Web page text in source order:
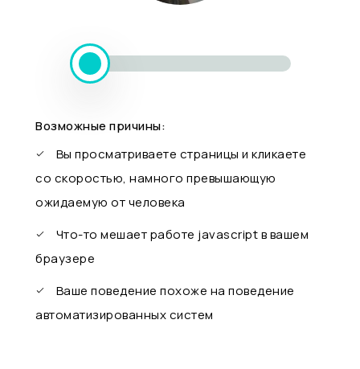
Возможные причины:
Вы просматриваете страницы и кликаете
со скоростью, намного превышающую
ожидаемую от человека
Что-то мешает работе javascript в вашем
браузере
Ваше поведение похоже на поведение
автоматизированных систем